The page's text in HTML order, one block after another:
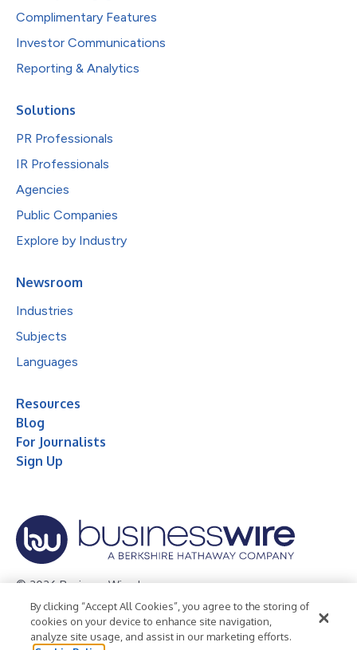
Complimentary Features
Investor Communications
Reporting & Analytics
Solutions
PR Professionals
IR Professionals
Agencies
Public Companies
Explore by Industry
Newsroom
Industries
Subjects
Languages
Resources
Blog
For Journalists
Sign Up
© 2026 Business Wire, Inc.
Privacy Policy Cookie Policy
Accessibility Statement
Terms of Use
Legal
By clicking “Accept All Cookies”, you agree to the storing of
cookies on your device to enhance site navigation,
analyze site usage, and assist in our marketing efforts.